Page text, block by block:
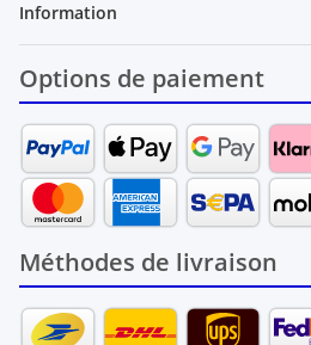
Information
Options de paiement
Méthodes de livraison